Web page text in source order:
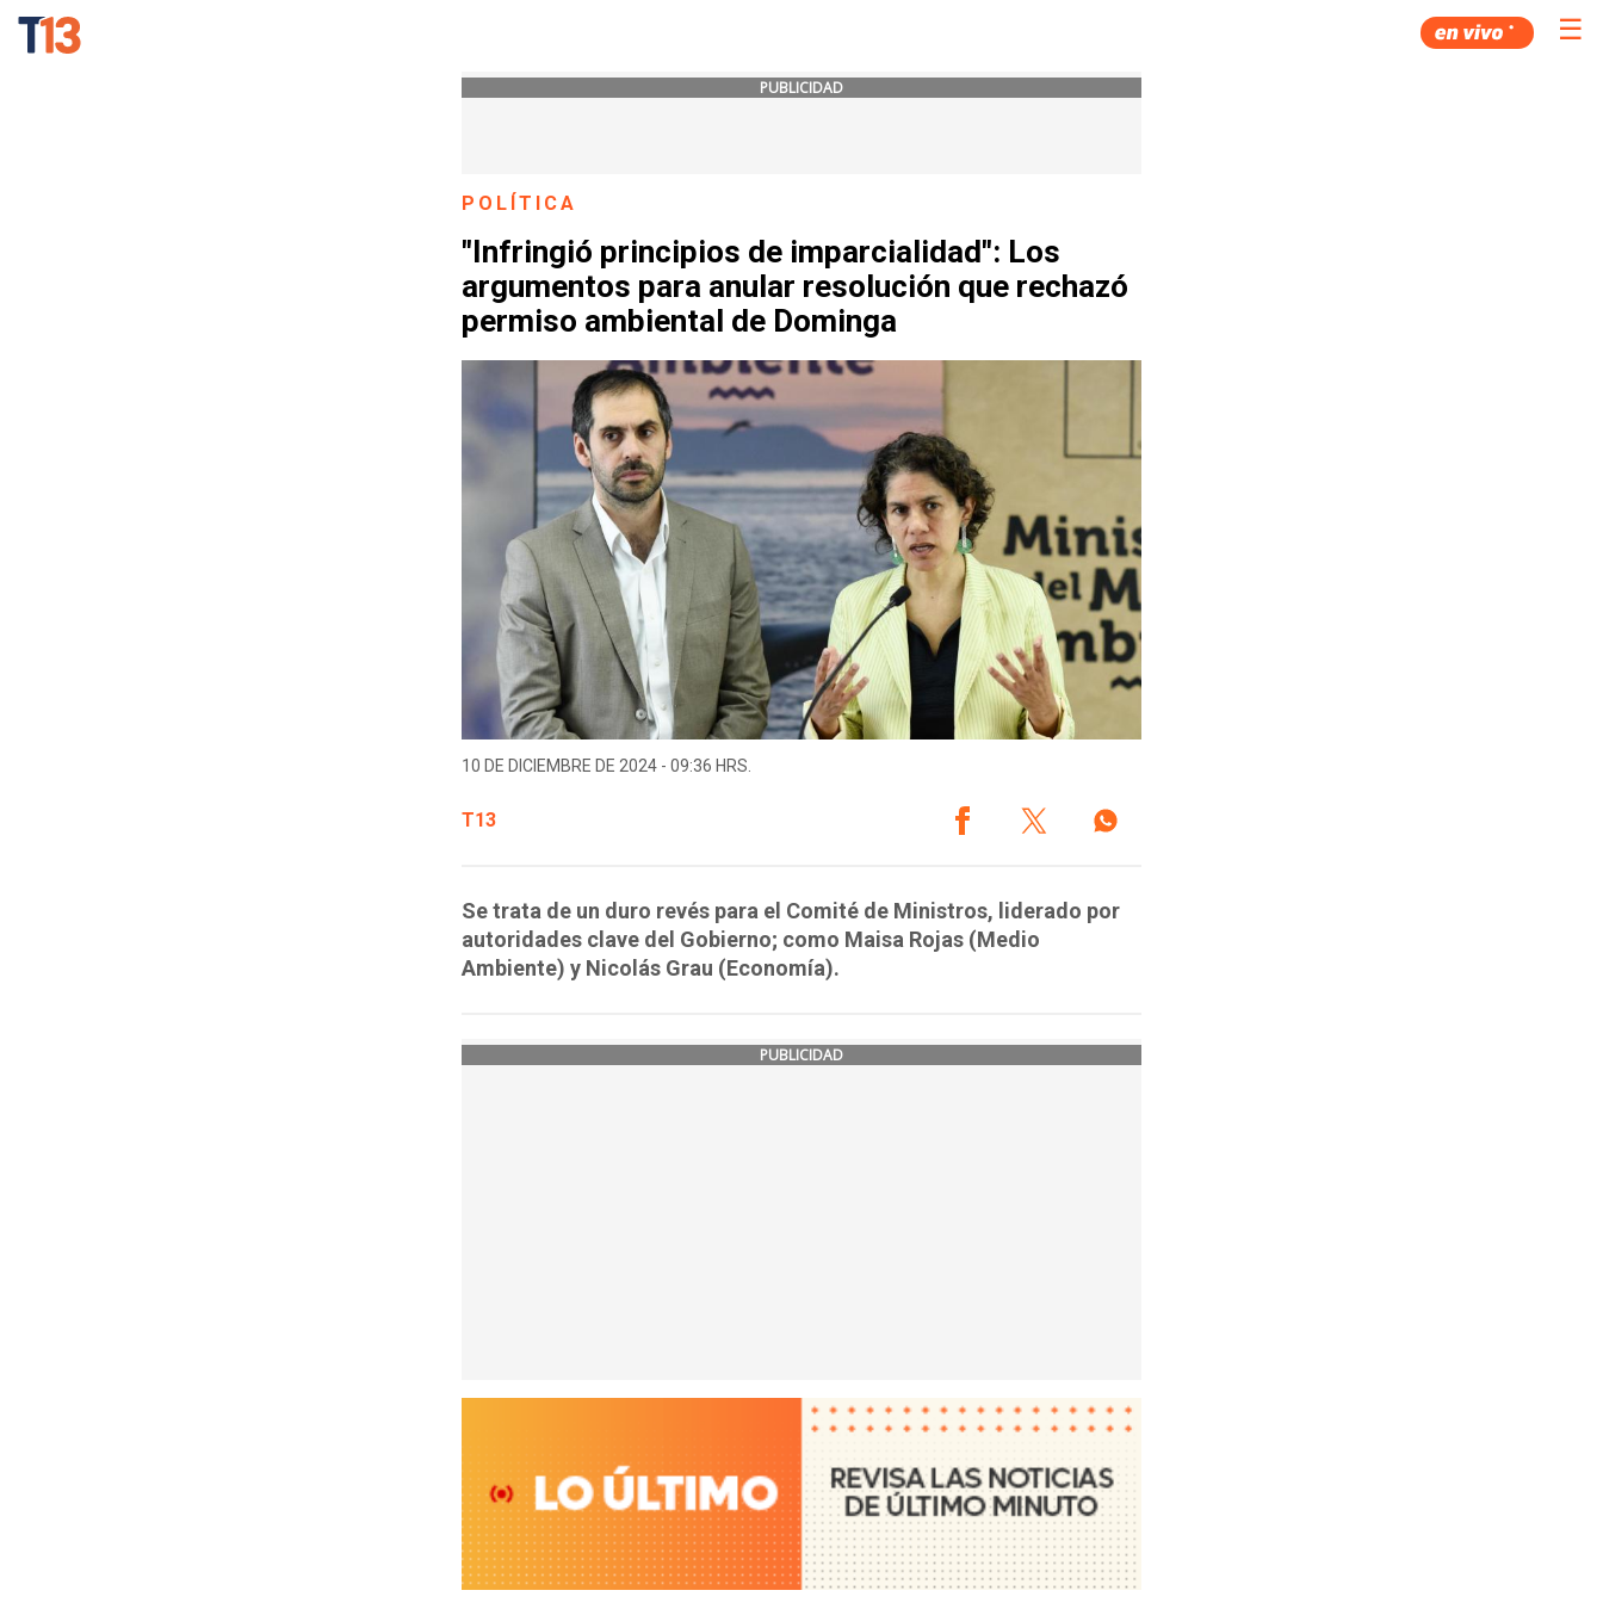
☰
PUBLICIDAD
POLÍTICA
"Infringió principios de imparcialidad": Los
argumentos para anular resolución que rechazó
permiso ambiental de Dominga
10 DE DICIEMBRE DE 2024 - 09:36 HRS.
T13
Se trata de un duro revés para el Comité de Ministros, liderado por
autoridades clave del Gobierno; como Maisa Rojas (Medio
Ambiente) y Nicolás Grau (Economía).
PUBLICIDAD